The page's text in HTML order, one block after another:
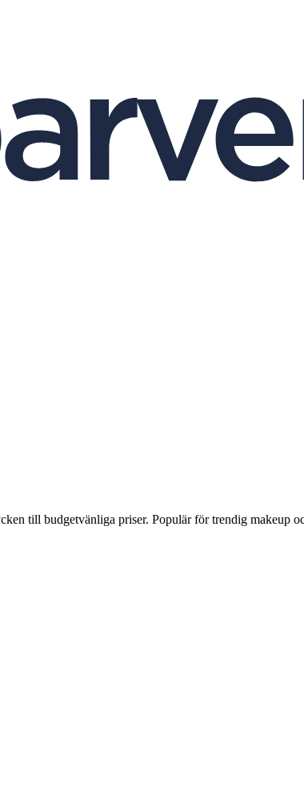
till budgetvänliga priser. Populär för trendig makeup